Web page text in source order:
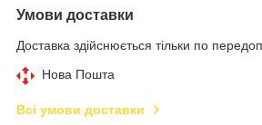
Умови доставки
Доставка здійснюється тільки по
Нова Пошта
Всі умови доставки